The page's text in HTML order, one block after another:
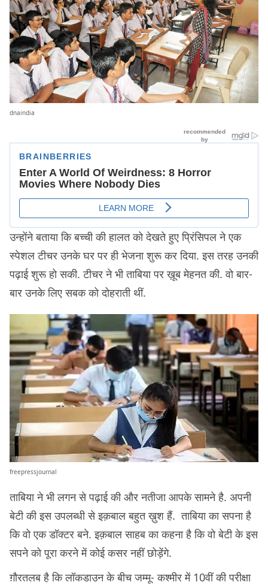
dnaindia
उन्होंने बताया कि बच्ची की हालत को देखते हुए प्रिंसिपल ने एक
स्पेशल टीचर उनके घर पर ही भेजना शुरू कर दिया. इस तरह उनकी
पढ़ाई शुरू हो सकी. टीचर ने भी ताबिया पर ख़ूब मेहनत की. वो बार-
बार उनके लिए सबक को दोहराती थीं.
freepressjournal
ताबिया ने भी लगन से पढ़ाई की और नतीजा आपके सामने है. अपनी
बेटी की इस उपलब्धी से इक़बाल बहुत ख़ुश हैं. ताबिया का सपना है
कि वो एक डॉक्टर बने. इक़बाल साहब का कहना है कि वो बेटी के इस
सपने को पूरा करने में कोई कसर नहीं छोड़ेंगे.
ग़ौरतलब है कि लॉकडाउन के बीच जम्मू- कश्मीर में 10वीं की परीक्षा